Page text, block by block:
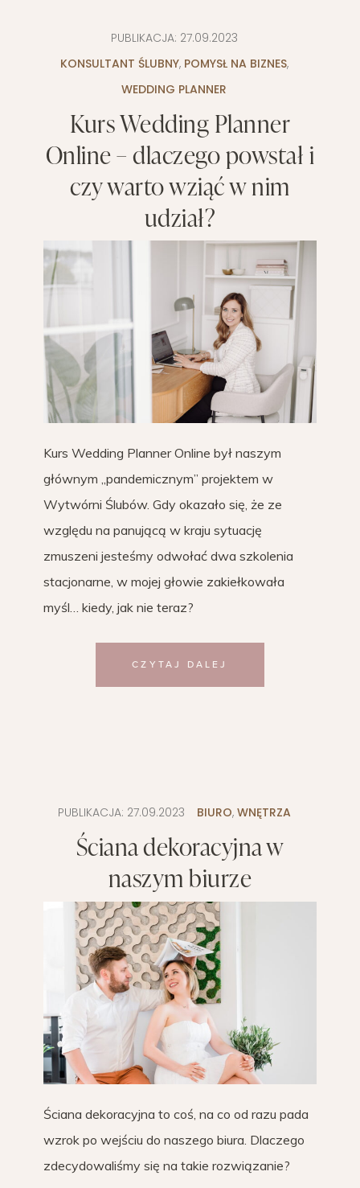
PUBLIKACJA: 27.09.2023
KONSULTANT ŚLUBNY, POMYSŁ NA BIZNES,
WEDDING PLANNER
Kurs Wedding Planner
Online – dlaczego powstał i
czy warto wziąć w nim
udział?
Kurs Wedding Planner Online był naszym
głównym „pandemicznym” projektem w
Wytwórni Ślubów. Gdy okazało się, że ze
względu na panującą w kraju sytuację
zmuszeni jesteśmy odwołać dwa szkolenia
stacjonarne, w mojej głowie zakiełkowała
myśl… kiedy, jak nie teraz?
CZYTAJ DALEJ
PUBLIKACJA: 27.09.2023 BIURO, WNĘTRZA
Ściana dekoracyjna w
naszym biurze
Ściana dekoracyjna to coś, na co od razu pada
wzrok po wejściu do naszego biura. Dlaczego
zdecydowaliśmy się na takie rozwiązanie?